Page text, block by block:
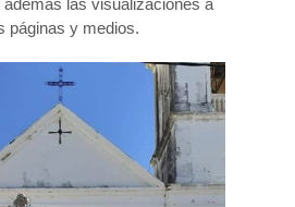
las visualizaciones a
páginas y medios.